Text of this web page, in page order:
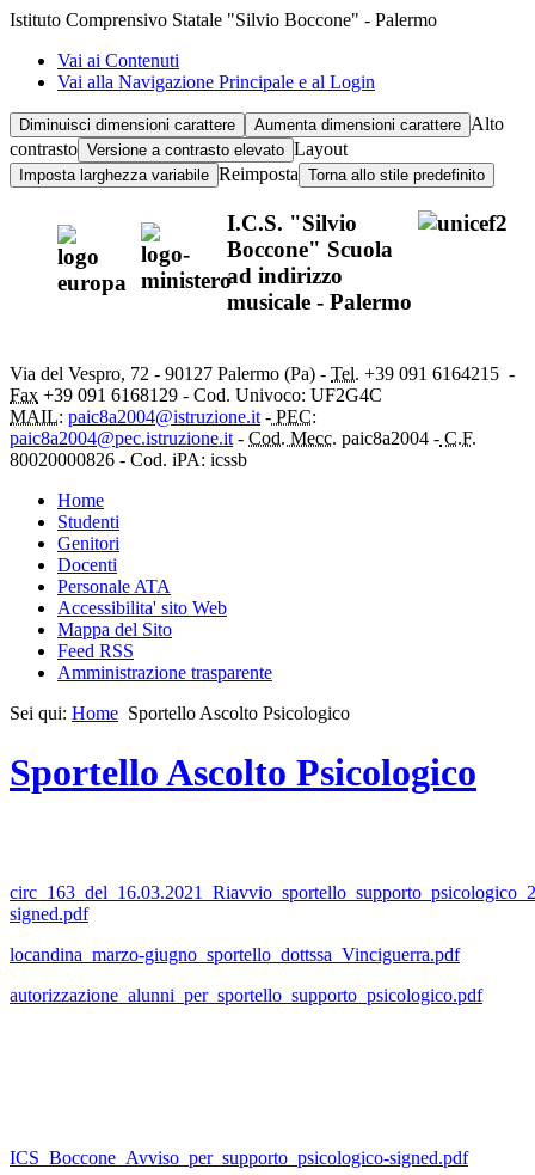
Istituto Comprensivo Statale "Silvio Boccone" - Palermo
Vai ai Contenuti
Vai alla Navigazione Principale e al Login
Diminuisci dimensioni carattere Aumenta dimensioni carattere Alto
contrasto Versione a contrasto elevato Layout
Imposta larghezza variabile Reimposta Torna allo stile predefinito
I.C.S. "Silvio
Boccone" Scuola
ad indirizzo
musicale - Palermo
Via del Vespro, 72 - 90127 Palermo (Pa) - Tel. +39 091 6164215 -
Fax +39 091 6168129 - Cod. Univoco: UF2G4C
MAIL: paic8a2004@istruzione.it- PEC:
paic8a2004@pec.istruzione.it- Cod. Mecc. paic8a2004 - C.F.
80020000826 - Cod. iPA: icssb
Home
Studenti
Genitori
Docenti
Personale ATA
Accessibilita' sito Web
Mappa del Sito
Feed RSS
Amministrazione trasparente
Sei qui: Home Sportello Ascolto Psicologico
Sportello Ascolto Psicologico
signed.pdf
locandina_marzo-giugno_sportello_dottssa_Vinciguerra.pdf
autorizzazione_alunni_per_sportello_supporto_psicologico.pdf
ICS_Boccone_Avviso_per_supporto_psicologico-signed.pdf